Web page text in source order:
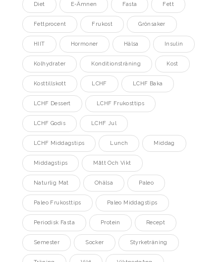
Diet E-Ämnen Fasta Fett
Fettprocent Frukost Grönsaker
HIIT Hormoner Hälsa Insulin
Kolhydrater Konditionsträning Kost
Kosttillskott LCHF LCHF Baka
LCHF Dessert LCHF Frukosttips
LCHF Godis LCHF Jul
LCHF Middagstips Lunch Middag
Middagstips Mått Och Vikt
Naturlig Mat Ohälsa Paleo
Paleo Frukosttips Paleo Middagstips
Periodisk Fasta Protein Recept
Semester Socker Styrketräning